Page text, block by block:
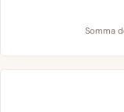
Somma